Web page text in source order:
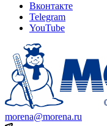
Вконтакте
Telegram
YouTube
morena@morena.ru